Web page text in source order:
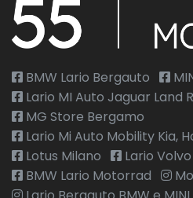
BMW Lario Bergauto
Lario MI Auto Jaguar Land
MG Store Bergamo
Lario Mi Auto Mobility Kia,
Lotus Milano
Lario Volvo
BMW Lario Motorrad